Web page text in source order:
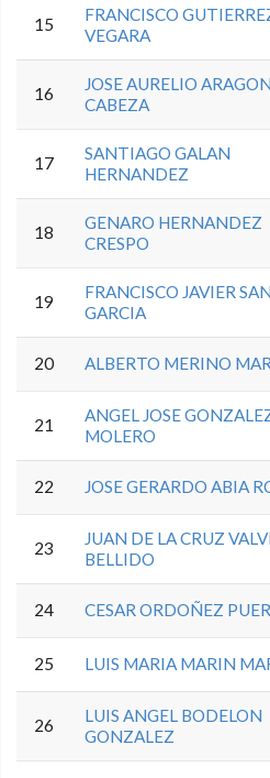
15
FRANCISCO
VEGARA
16
JOSE AURELIO ARAGON
CABEZA
17
SANTIAGO GALAN
HERNANDEZ
18
GENARO HERNANDEZ
CRESPO
19
FRANCISCO JAVIER
GARCIA
20 ALBERTO MERINO
21
ANGEL JOSE
MOLERO
22 JOSE GERARDO ABIA
23
JUAN DE LA CRUZ
BELLIDO
24 CESAR ORDOÑEZ
25 LUIS MARIA MARIN
26
LUIS ANGEL BODELON
GONZALEZ